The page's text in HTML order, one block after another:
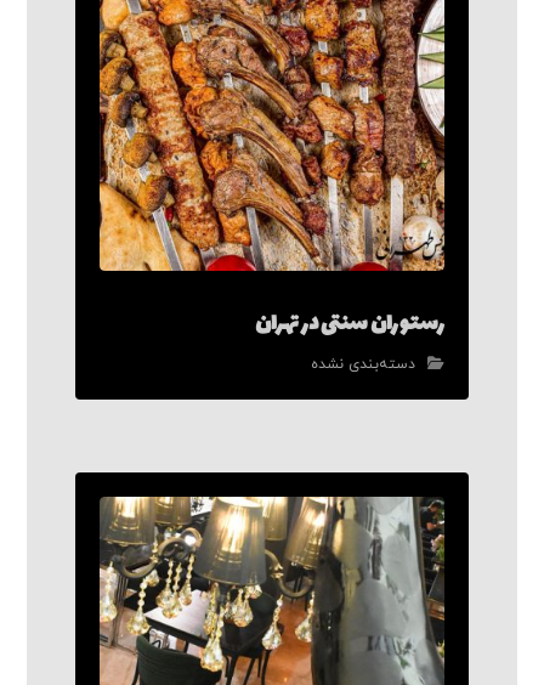
رستوران سنتی در تهران
دسته‌بندی نشده